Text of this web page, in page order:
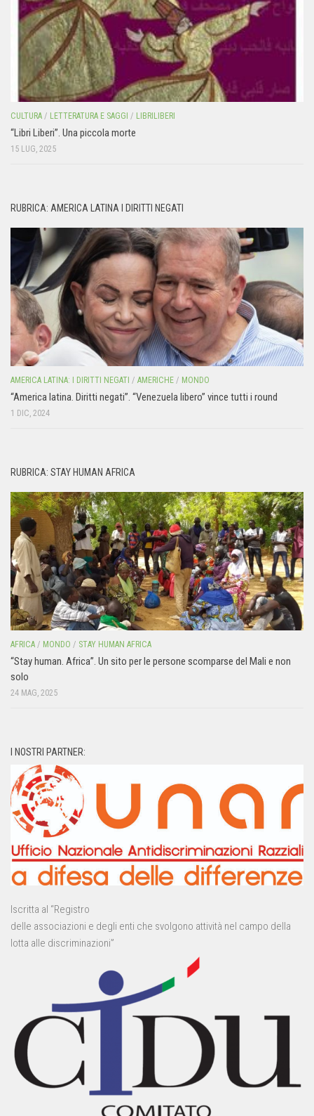
CULTURA / LETTERATURA E SAGGI / LIBRILIBERI
“Libri Liberi”. Una piccola morte
15 LUG, 2025
RUBRICA: AMERICA LATINA I DIRITTI NEGATI
AMERICA LATINA: I DIRITTI NEGATI / AMERICHE / MONDO
“America latina. Diritti negati”. “Venezuela libero” vince tutti i round
1 DIC, 2024
RUBRICA: STAY HUMAN AFRICA
AFRICA / MONDO / STAY HUMAN AFRICA
“Stay human. Africa”. Un sito per le persone scomparse del Mali e non
solo
24 MAG, 2025
I NOSTRI PARTNER:
Iscritta al “Registro
delle associazioni e degli enti che svolgono attività nel campo della
lotta alle discriminazioni”